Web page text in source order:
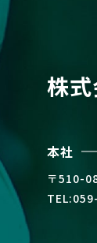
株
本社
〒510-